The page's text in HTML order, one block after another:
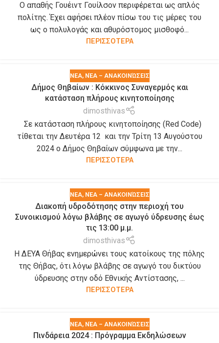
O απαθής Γουέιντ Γουίλσον περιφέρεται ως απλός
πολίτης. Έχει αφήσει πλέον πίσω του τις μέρες του
ως ο πολυλογάς και αθυρόστομος μισθοφό...
ΠΕΡΙΣΣΟΤΕΡΑ
ΝΕΑ, ΝΈΑ – ΑΝΑΚΟΙΝΏΣΕΙΣ
Δήμος Θηβαίων : Κόκκινος Συναγερμός και
κατάσταση πλήρους κινητοποίησης
dimosthivas
Σε κατάσταση πλήρους κινητοποίησης (Red Code)
τίθεται την Δευτέρα 12 και την Τρίτη 13 Αυγούστου
2024 ο Δήμος Θηβαίων σύμφωνα με την...
ΠΕΡΙΣΣΟΤΕΡΑ
ΝΕΑ, ΝΈΑ – ΑΝΑΚΟΙΝΏΣΕΙΣ
Διακοπή υδροδότησης στην περιοχή του
Συνοικισμού λόγω βλάβης σε αγωγό ύδρευσης έως
τις 13:00 μ.μ.
dimosthivas
Η ΔΕΥΑ Θήβας ενημερώνει τους κατοίκους της πόλης
της Θήβας, ότι λόγω βλάβης σε αγωγό του δικτύου
ύδρευσης στην οδό Εθνικής Αντίστασης, ...
ΠΕΡΙΣΣΟΤΕΡΑ
ΝΕΑ, ΝΈΑ – ΑΝΑΚΟΙΝΏΣΕΙΣ
Πινδάρεια 2024 : Πρόγραμμα Εκδηλώσεων